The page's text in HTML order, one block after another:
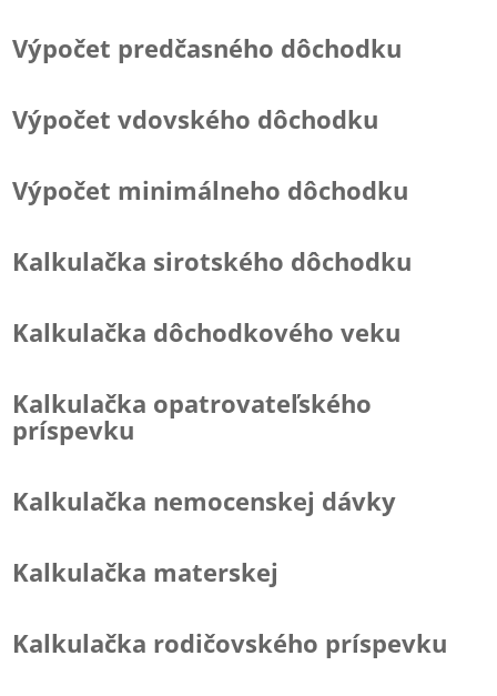
Výpočet predčasného dôchodku
Výpočet vdovského dôchodku
Výpočet minimálneho dôchodku
Kalkulačka sirotského dôchodku
Kalkulačka dôchodkového veku
Kalkulačka opatrovateľského
príspevku
Kalkulačka nemocenskej dávky
Kalkulačka materskej
Kalkulačka rodičovského príspevku